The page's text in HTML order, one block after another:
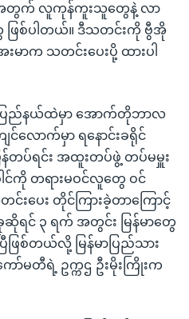
အတွက် လူကုန်ကူးသူတွေနဲ့ လာ
ဖြစ်ပါတယ်။ ဒီသတင်းကို ဗွီအို
ာက သတင်းပေးပို့ ထားပါ
း ပြည်နယ်ထဲမှာ အောက်တိုဘာလ
င်လောက်မှာ ရနောင်းခရိုင်
န်တပ်ရင်း အထူးတပ်ဖွဲ့ တပ်မမှူး
င်ကို တရားမဝင်လူတွေ ဝင်
ပေး တိုင်ကြားခဲ့တာကြောင့်
ခုဆိုရင် ၃ ရက် အတွင်း မြန်မာတွေ
ဖြစ်တယ်လို့ မြန်မာပြည်သား
ော်မတီရဲ့ ဥက္ကဌ ဦးမိုးကြိုးက